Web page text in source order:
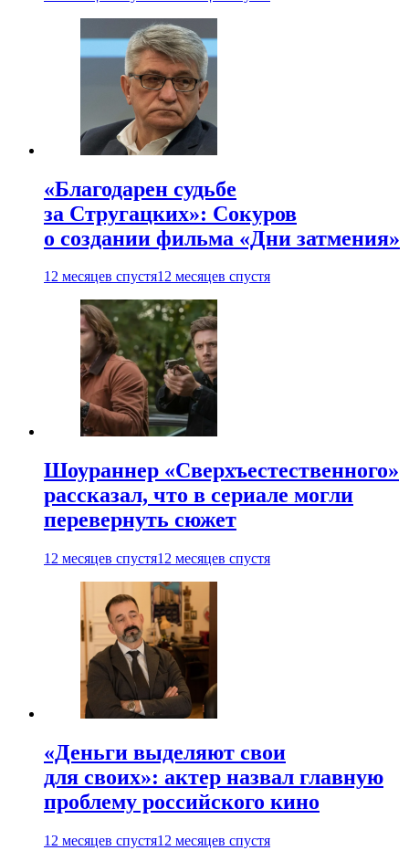
«Благодарен судьбе
за Стругацких»: Сокуров
о создании фильма «Дни затмения»
12 месяцев спустя12 месяцев спустя
Шоураннер «Сверхъестественного»
рассказал, что в сериале могли
перевернуть сюжет
12 месяцев спустя12 месяцев спустя
«Деньги выделяют свои
для своих»: актер назвал главную
проблему российского кино
12 месяцев спустя12 месяцев спустя